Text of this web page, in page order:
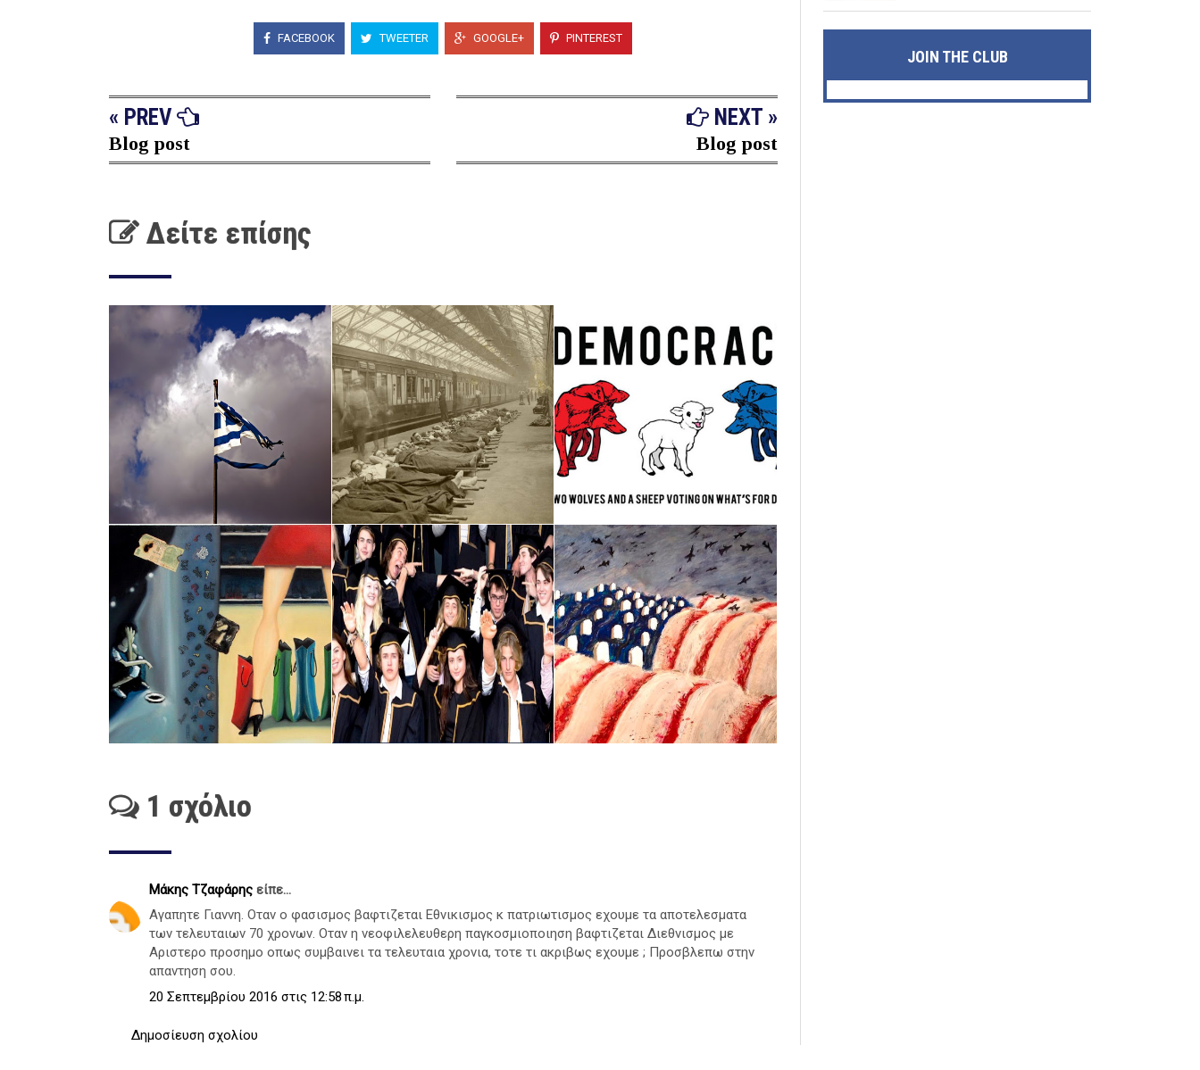
FACEBOOK TWEETER GOOGLE+ PINTEREST
« PREV
Blog post
NEXT »
Blog post
Δείτε επίσης
1 σχόλιο
Μάκης Τζαφάρης είπε...
Αγαπητε Γιαννη. Οταν ο φασισμος βαφτιζεται Εθνικισμος κ πατριωτισμος εχουμε τα αποτελεσματα
των τελευταιων 70 χρονων. Οταν η νεοφιλελευθερη παγκοσμιοποιηση βαφτιζεται Διεθνισμος με
Αριστερο προσημο οπως συμβαινει τα τελευταια χρονια, τοτε τι ακριβως εχουμε ; Προσβλεπω στην
απαντηση σου.
20 Σεπτεμβρίου 2016 στις 12:58 π.μ.
Δημοσίευση σχολίου
JOIN THE CLUB